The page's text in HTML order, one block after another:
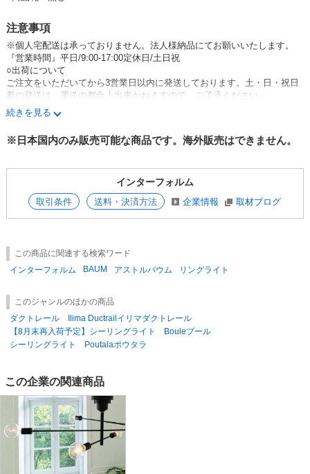
注意事項
※個人宅配送は承っておりません。法人様納品にてお願いいたします。
『営業時間』平日/9:00-17:00定休日/土日祝
○出荷について
ご注文をいただいてから3営業日以内に発送しております。土・日・祝日
着の発送は、運送の都合上出来かねますので、ご了承ください。
下代(卸売価格)合計3万円以上で送料無料です(弊社元払い)。
金額が下回った場合は、別途送料を頂戴します。
○販売価格について
全ての取引先様へ、上代価格での販売にご協力をお願いしております。一
よう、ご理解・ご協力をお願い致します。
本サイトと、弊社の在庫は連動していない為、出品中でも在庫切れの場合
がございます。何卒ご了承ください。
商品の誤納、不良や着時破損などの場合がございますので、到着後、必ず
絡ください。
続きを見る
※日本国内のみ販売可能な商品です。海外販売はできません。
インターフォルム
取引条件 送料・決済方法 企業情報 取材ブログ
この商品に関連する検索ワード
インターフォルム
BAUM アストルバウム リングライト
このジャンルのほかの商品
ダクトレール Ilima Ductrailイリマダクトレール
【8月末再入荷予定】シーリングライト Bouleブール
シーリングライト Poutalaポウタラ
この企業の関連商品